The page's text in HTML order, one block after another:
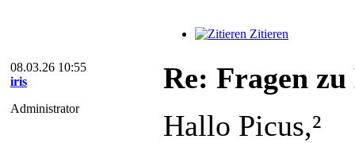
Zitieren
08.03.26 10:55
iris
Administrator
Re: Fragen
Hallo Picus,²